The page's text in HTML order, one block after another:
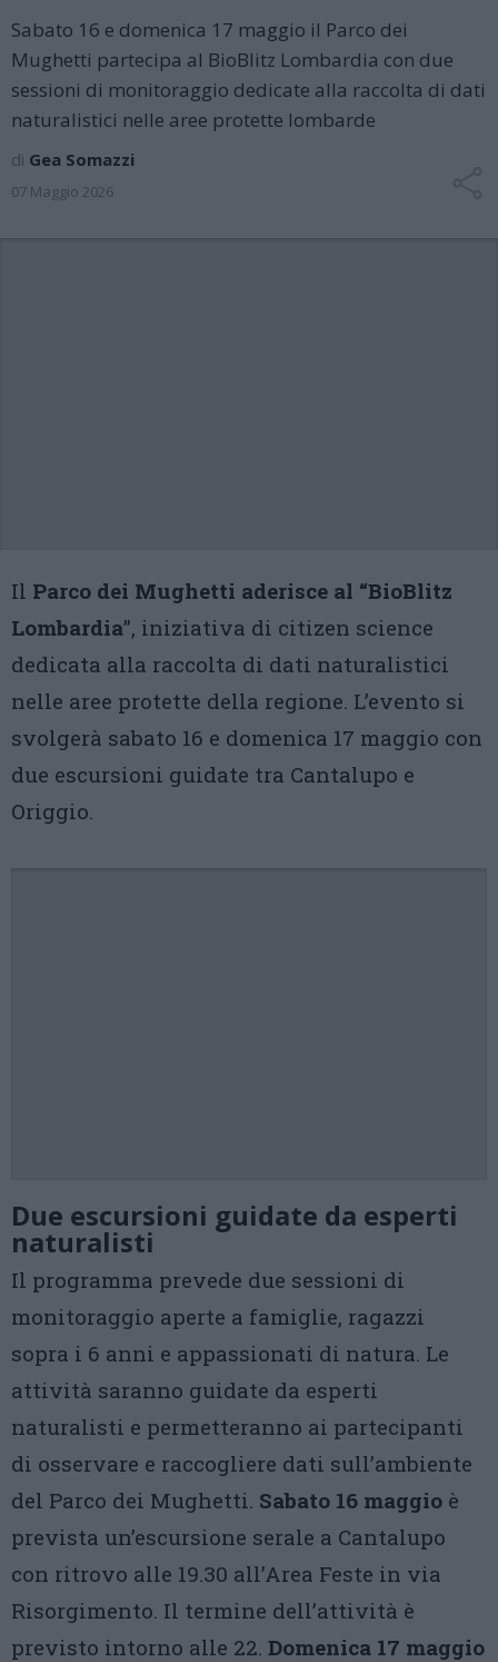
Sabato 16 e domenica 17 maggio il Parco dei
Mughetti partecipa al BioBlitz Lombardia con due
sessioni di monitoraggio dedicate alla raccolta di dati
naturalistici nelle aree protette lombarde
di Gea Somazzi
07 Maggio 2026
Il Parco dei Mughetti aderisce al “BioBlitz
Lombardia”, iniziativa di citizen science
dedicata alla raccolta di dati naturalistici
nelle aree protette della regione. L’evento si
svolgerà sabato 16 e domenica 17 maggio con
due escursioni guidate tra Cantalupo e
Origgio.
Due escursioni guidate da esperti
naturalisti
Il programma prevede due sessioni di
monitoraggio aperte a famiglie, ragazzi
sopra i 6 anni e appassionati di natura. Le
attività saranno guidate da esperti
naturalisti e permetteranno ai partecipanti
di osservare e raccogliere dati sull’ambiente
del Parco dei Mughetti. Sabato 16 maggio è
prevista un’escursione serale a Cantalupo
con ritrovo alle 19.30 all’Area Feste in via
Risorgimento. Il termine dell’attività è
previsto intorno alle 22. Domenica 17 maggio